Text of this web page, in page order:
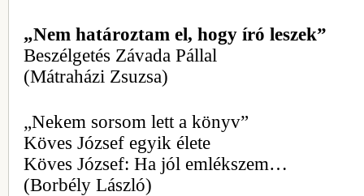
„Nem határoztam el, hogy író leszek”
Beszélgetés Závada Pállal
(Mátraházi Zsuzsa)
„Nekem sorsom lett a könyv”
Köves József egyik élete
Köves József: Ha jól emlékszem…
(Borbély László)